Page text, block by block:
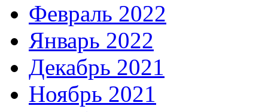
Февраль 2022
Январь 2022
Декабрь 2021
Ноябрь 2021